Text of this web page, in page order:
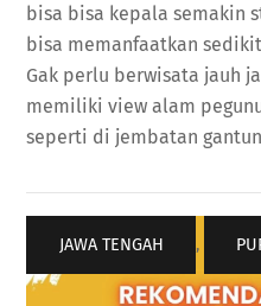
bisa bisa kepala semakin
bisa memanfaatkan
Gak perlu berwisata jauh
memiliki view alam
seperti di jembatan
JAWA TENGAH ,